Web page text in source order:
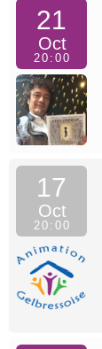
21
Oct
20:00
17
Oct
20:00